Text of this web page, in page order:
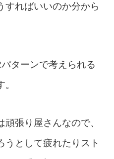
ればいいのか分から
ターンで考えられる
張り屋さんなので、
うとして疲れたりスト